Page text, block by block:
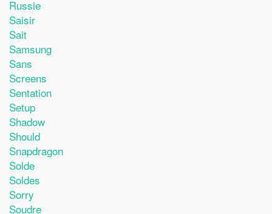
Russie
Saisir
Sait
Samsung
Sans
Screens
Sentation
Setup
Shadow
Should
Snapdragon
Solde
Soldes
Sorry
Soudre